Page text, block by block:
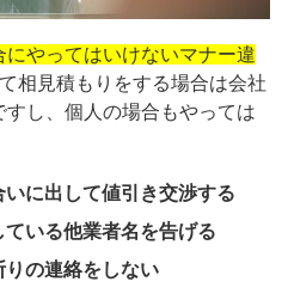
やってはいけないマナー違
相見積もりをする場合は会社
し、個人の場合もやっては
いに出して値引き交渉する
ている他業者名を告げる
りの連絡をしない